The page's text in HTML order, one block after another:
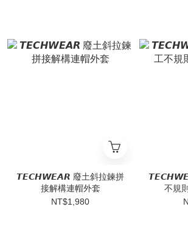
𝙏𝙀𝘾𝙃𝙒𝙀𝘼𝙍 廢土斜拉鍊拼
接解構連帽外套
NT$1,980
不規